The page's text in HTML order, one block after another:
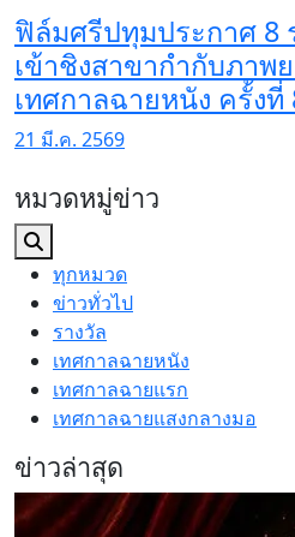
ฟิล์มศรีปทุมประกาศ 8
เข้าชิงสาขากำกับภาพ
เทศกาลฉายหนัง ครั้งที่
21 มี.ค. 2569
หมวดหมู่ข่าว
ทุกหมวด
ข่าวทั่วไป
รางวัล
เทศกาลฉายหนัง
เทศกาลฉายแรก
เทศกาลฉายแสงกลางมอ
ข่าวล่าสุด